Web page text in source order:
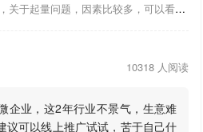
Ocpc跑稳了，模型会自动调优，关于起量问题，因素比较多，可以看下靠谱推大神出的干货文章，都是经验总结，应该可以找到对应解决。
10318 人阅读
企业，这2年行业不景气，生意难
议可以线上推广试试，苦于自己什